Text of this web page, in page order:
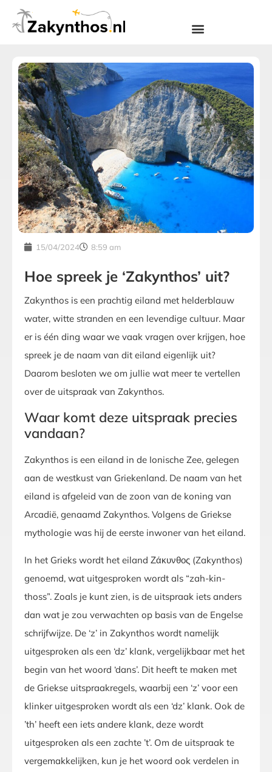
15/04/2024 8:59 am
Hoe spreek je ‘Zakynthos’ uit?
Zakynthos is een prachtig eiland met helderblauw
water, witte stranden en een levendige cultuur. Maar
er is één ding waar we vaak vragen over krijgen, hoe
spreek je de naam van dit eiland eigenlijk uit?
Daarom besloten we om jullie wat meer te vertellen
over de uitspraak van Zakynthos.
Waar komt deze uitspraak precies
vandaan?
Zakynthos is een eiland in de Ionische Zee, gelegen
aan de westkust van Griekenland. De naam van het
eiland is afgeleid van de zoon van de koning van
Arcadië, genaamd Zakynthos. Volgens de Griekse
mythologie was hij de eerste inwoner van het eiland.
In het Grieks wordt het eiland Ζάκυνθος (Zakynthos)
genoemd, wat uitgesproken wordt als “zah-kin-
thoss”. Zoals je kunt zien, is de uitspraak iets anders
dan wat je zou verwachten op basis van de Engelse
schrijfwijze. De ‘z’ in Zakynthos wordt namelijk
uitgesproken als een ‘dz’ klank, vergelijkbaar met het
begin van het woord ‘dans’. Dit heeft te maken met
de Griekse uitspraakregels, waarbij een ‘z’ voor een
klinker uitgesproken wordt als een ‘dz’ klank. Ook de
’th’ heeft een iets andere klank, deze wordt
uitgesproken als een zachte ’t’. Om de uitspraak te
vergemakkelijken, kun je het woord ook verdelen in